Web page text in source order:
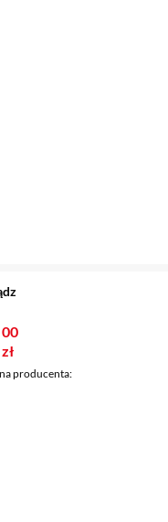
433 zł
00
zł
producenta: